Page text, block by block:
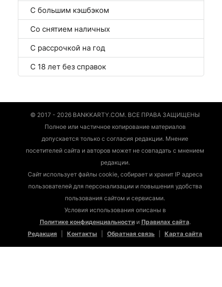
С большим кэшбэком
Со снятием наличных
С рассрочкой на год
С 18 лет без справок
© 2017 - 2026 BANKKARTY.COM. ВСЕ ПРАВА ЗАЩИЩЕНЫ
Полное или частичное копирование материалов
допускается только с согласия редакции. Мнение
посетителей сайта и авторов может не совпадать с мнением
редакции.
Сайт использует файлы cookie, собирает и хранит IP адреса
пользователей для персонализации и повышения удобства
пользования сайтом и сервисами.
Условия использования описаны в
Политике конфиденциальностии Правилах сайта.
Редакция
Контакты Обратная связь Карта сайта